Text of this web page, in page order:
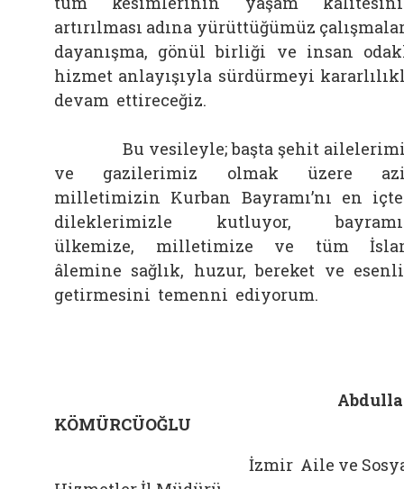
artırılması adına yürüttüğümüz
dayanışma, gönül birliği ve insan
hizmet anlayışıyla sürdürmeyi
devam ettireceğiz.
Bu vesileyle; başta şehit
ve gazilerimiz olmak üzere
milletimizin Kurban Bayramı’nı en
dileklerimizle kutluyor,
ülkemize, milletimize ve tüm
âlemine sağlık, huzur, bereket ve
getirmesini temenni ediyorum.
KÖMÜRCÜOĞLU
İzmir Aile ve